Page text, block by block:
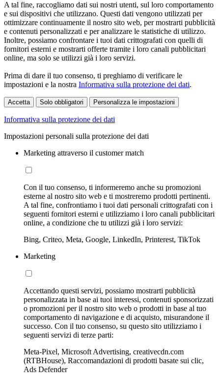
A tal fine, raccogliamo dati sui nostri utenti, sul loro comportamento
e sui dispositivi che utilizzano. Questi dati vengono utilizzati per
ottimizzare continuamente il nostro sito web, per mostrarti pubblicità
e contenuti personalizzati e per analizzare le statistiche di utilizzo.
Inoltre, possiamo confrontare i tuoi dati crittografati con quelli di
fornitori esterni e mostrarti offerte tramite i loro canali pubblicitari
online, ma solo se utilizzi già i loro servizi.
Prima di dare il tuo consenso, ti preghiamo di verificare le
impostazioni e la nostra Informativa sulla protezione dei dati.
Accetta Solo obbligatori Personalizza le impostazioni
Informativa sulla protezione dei dati
Impostazioni personali sulla protezione dei dati
Marketing attraverso il customer match
Con il tuo consenso, ti informeremo anche su promozioni
esterne al nostro sito web e ti mostreremo prodotti pertinenti.
A tal fine, confrontiamo i tuoi dati personali crittografati con i
seguenti fornitori esterni e utilizziamo i loro canali pubblicitari
online, a condizione che tu utilizzi già i loro servizi:
Bing, Criteo, Meta, Google, LinkedIn, Printerest, TikTok
Marketing
Accettando questi servizi, possiamo mostrarti pubblicità
personalizzata in base ai tuoi interessi, contenuti sponsorizzati
o promozioni per il nostro sito web o prodotti in base al tuo
comportamento di navigazione e di acquisto, misurandone il
successo. Con il tuo consenso, su questo sito utilizziamo i
seguenti servizi di terze parti:
Meta-Pixel, Microsoft Advertising, creativecdn.com
(RTBHouse), Raccomandazioni di prodotti basate sui clic,
Ads Defender